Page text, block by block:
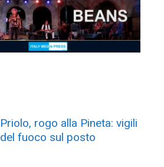
Priolo, rogo alla Pineta: vigili
del fuoco sul posto